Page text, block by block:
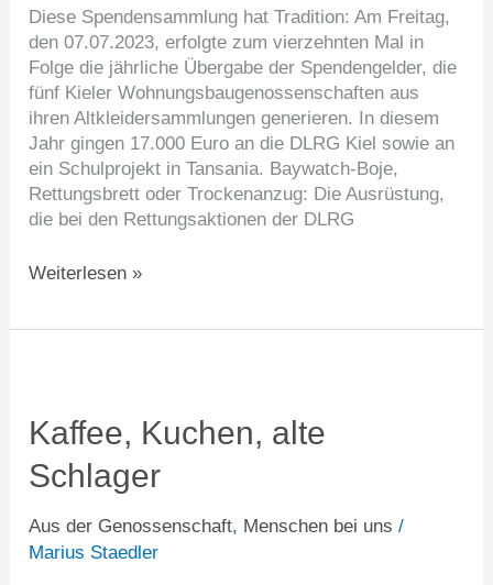
Diese Spendensammlung hat Tradition: Am Freitag,
den 07.07.2023, erfolgte zum vierzehnten Mal in
Folge die jährliche Übergabe der Spendengelder, die
fünf Kieler Wohnungsbaugenossenschaften aus
ihren Altkleidersammlungen generieren. In diesem
Jahr gingen 17.000 Euro an die DLRG Kiel sowie an
ein Schulprojekt in Tansania. Baywatch-Boje,
Rettungsbrett oder Trockenanzug: Die Ausrüstung,
die bei den Rettungsaktionen der DLRG
Weiterlesen »
Kaffee, Kuchen, alte
Schlager
Aus der Genossenschaft, Menschen bei uns /
Marius Staedler
alte
Schlager